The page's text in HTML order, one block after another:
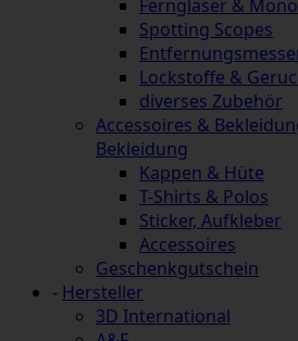
Ferngläser &
Spotting Scopes
Lockstoffe &
diverses Zubehör
Accessoires &
Bekleidung
Kappen & Hüte
T-Shirts & Polos
Sticker, Aufkleber
Accessoires
Geschenkgutschein
- Hersteller
3D International